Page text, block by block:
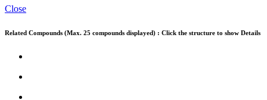
Close
Related Compounds (Max. 25 compounds displayed) : Click the structure to show Details